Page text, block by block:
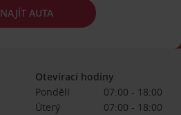
NAJÍT AUTA
Otevírací hodiny
Pondělí
07:00 - 18:00
Úterý
07:00 - 18:00